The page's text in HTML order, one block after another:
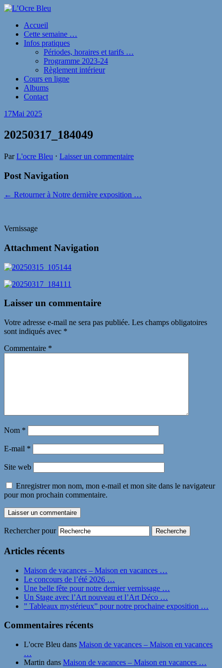
Accueil
Cette semaine …
Infos pratiques
Périodes, horaires et tarifs …
Programme 2023-24
Règlement intérieur
Cours en ligne
Albums
Contact
17Mai 2025
20250317_184049
ParL'ocre Bleu ⋅ Laisser un commentaire
Post Navigation
← Retourner à Notre dernière exposition …
Vernissage
Attachment Navigation
Laisser un commentaire
Votre adresse e-mail ne sera pas publiée. Les champs obligatoires
sont indiqués avec *
Commentaire *
Nom *
E-mail *
Site web
Enregistrer mon nom, mon e-mail et mon site dans le navigateur
pour mon prochain commentaire.
Rechercher pour
Articles récents
Maison de vacances – Maison en vacances …
Le concours de l’été 2026 …
Une belle fête pour notre dernier vernissage …
Un Stage avec l’Art nouveau et l’Art Déco …
” Tableaux mystérieux” pour notre prochaine exposition …
Commentaires récents
L'ocre Bleu dans Maison de vacances – Maison en vacances
…
Martin dans Maison de vacances – Maison en vacances …